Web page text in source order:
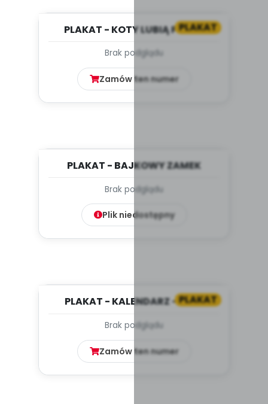
PLAKAT
PLAKAT - KOTY LUBIĄ PSOTY
Brak podglądu
Zamów ten numer
PLAKAT - BAJKOWY ZAMEK
Brak podglądu
Plik niedostępny
PLAKAT
PLAKAT - KALENDARZ - LUTY
Brak podglądu
Zamów ten numer